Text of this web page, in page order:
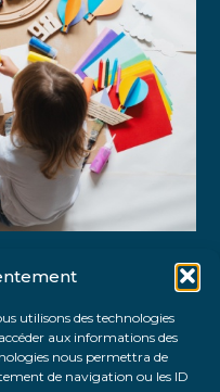
utilisons des technologies
aux informations des
nous permettra de
de navigation ou les ID